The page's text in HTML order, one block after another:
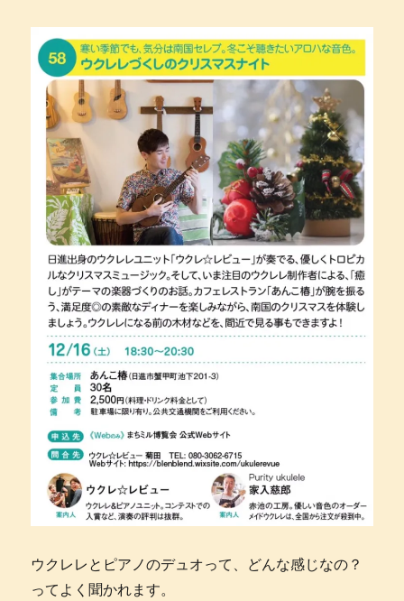
ウクレレとピアノのデュオって、どんな感じなの？
ってよく聞かれます。